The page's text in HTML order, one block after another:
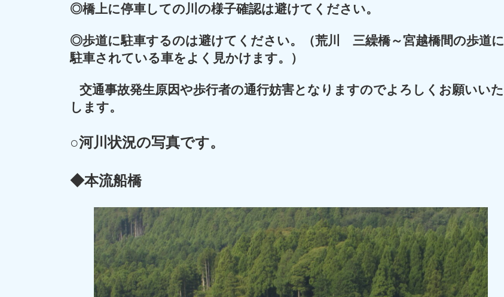
◎橋上に停車しての川の様子確認は避けてください。
◎歩道に駐車するのは避けてください。（荒川 三繰橋～宮越橋間の歩道に
駐車されている車をよく見かけます。）
交通事故発生原因や歩行者の通行妨害となりますのでよろしくお願いいた
します。
○河川状況の写真です。
◆本流船橋